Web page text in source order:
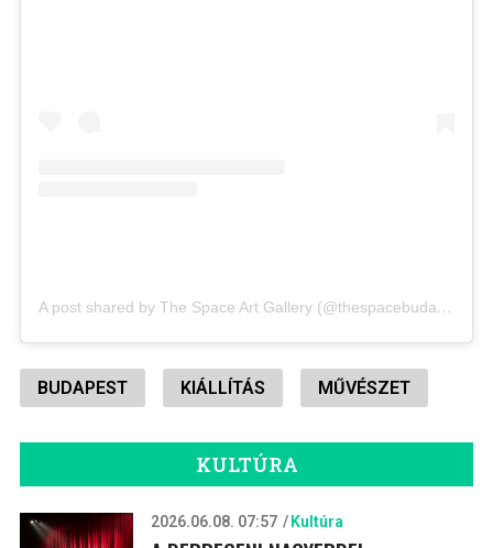
A post shared by The Space Art Gallery (@thespacebudapest)
BUDAPEST KIÁLLÍTÁS MŰVÉSZET
KULTÚRA
2026.06.08. 07:57 Kultúra